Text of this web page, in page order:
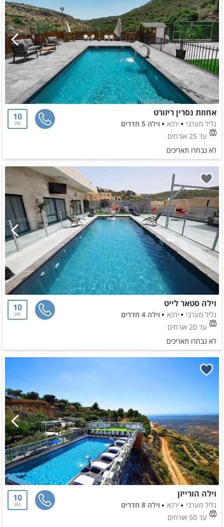
אחוזת נסרין ריזורט
גליל מערבי ירכא
וילה 5 חדרים
עד 25 אורחים
10
4
לא נבחרו תאריכים
וילה סטאר לייט
גליל מערבי ירכא
וילה 4 חדרים
עד 20 אורחים
10
4
לא נבחרו תאריכים
וילה הורייזן
גליל מערבי ירכא
וילה 8 חדרים
עד 50 אורחים
10
6